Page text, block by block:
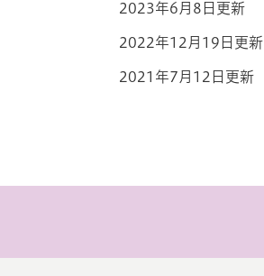
2023年6月8日更新
2022年12月19日更新
2021年7月12日更新